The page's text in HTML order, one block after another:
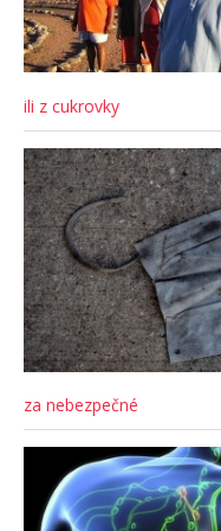
ili z cukrovky
za nebezpečné